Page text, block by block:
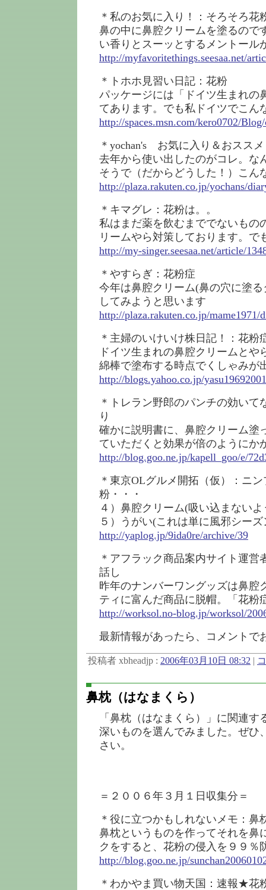
＊私のお気に入り！：そろそろ花
鼻の中に鼻腔クリームを塗るので
い香りとスーッとするメントール
http://myfavoritethings.seesaa.net/
＊トホホ見習い日記：花粉
パッケージには「ドイツ生まれの
てあります。でも私ドイツでこん
http://spaces.msn.com/kero0702/
＊yochan's お気に入り＆おスス
去年から使い出したのがコレ。な
そうで（だからどうした！）こん
http://plaza.rakuten.co.jp/yochans/
＊キマグレ：花粉は。。
私はまだ薬を飲むまででないもの
リームやら対策しております。で
http://my-singer.seesaa.net/article/
＊やすらぎ：花粉症
今年は鼻腔クリーム(鼻の穴に塗
してみようと思います
http://plaza.rakuten.co.jp/mame1971/
＊主婦のいけいけ株日記！：花粉
ドイツ生まれの鼻腔クリームとや
綿棒で塗布する時点でくしゃみが
http://blogs.yahoo.co.jp/
＊トレラン野郎のパンチの効いて
り
確かに説明書に、鼻腔クリーム塗
ていただくと効果が倍のようにか
http://blog.goo.ne.jp/kapell_goo/e/
＊東京OLグルメ開拓（仮）：ニ
粉・・・
４）鼻腔クリーム(吸い込まない
５）うがい(これは単に風邪シー
http://yaplog.jp/9ida0re/archive/39
＊アフラック商品案内サイト運営
話し
昨年のナンバーワングッズは鼻腔
ティに富んだ商品に脱帽。「花粉
http://worksol.no-blog.jp/worksol/
最新情報があったら、コメントで
投稿者 xbheadjp : 2006年03月10日 08:32 |
鼻枕（はなまくら）
「鼻枕（はなまくら）」に関連
深いものを選んでみました。ぜひ
さい。
＝２００６年３月１日収集分＝
＊役に立つかもしれないメモ：鼻
鼻枕というものを作ってそれを鼻
クをすると、花粉の侵入を９９％
http://blog.goo.ne.jp/
＊わかやま買い物天国：速報★花